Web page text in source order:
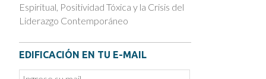
Espiritual, Positividad Tóxica y la Crisis del
Liderazgo Contemporáneo
EDIFICACIÓN EN TU E-MAIL
Email